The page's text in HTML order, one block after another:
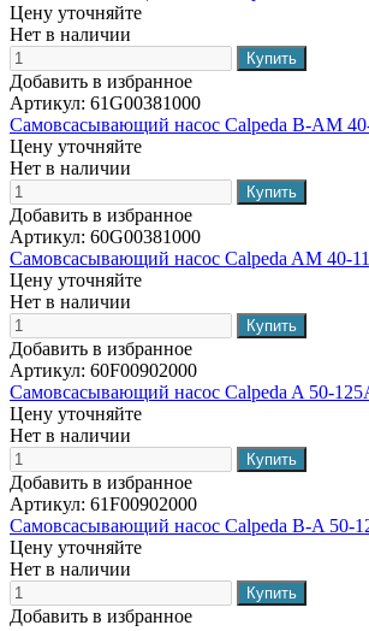
Цену уточняйте
Нет в наличии
Добавить в избранное
Артикул: 61G00381000
Самовсасывающий насос Calpeda B-AM
Цену уточняйте
Нет в наличии
Добавить в избранное
Артикул: 60G00381000
Самовсасывающий насос Calpeda AM 40-
Цену уточняйте
Нет в наличии
Добавить в избранное
Артикул: 60F00902000
Самовсасывающий насос Calpeda A 50-
Цену уточняйте
Нет в наличии
Добавить в избранное
Артикул: 61F00902000
Самовсасывающий насос Calpeda B-A 50-
Цену уточняйте
Нет в наличии
Добавить в избранное